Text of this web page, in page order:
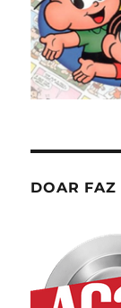
DOAR FAZ